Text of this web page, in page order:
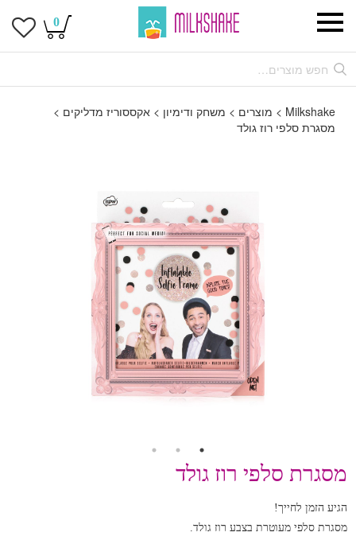
0
Milkshake
> מוצרים > משחק ודימיון >אקססוריז מדליקים >
מסגרת סלפי רוז גולד
מסגרת סלפי רוז גולד
הגיע הזמן לחייך!
מסגרת סלפי מעוטרת בצבע רוז גולד.